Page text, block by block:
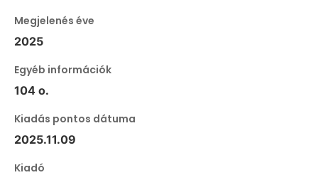
Megjelenés éve
2025
Egyéb információk
104 o.
Kiadás pontos dátuma
2025.11.09
Kiadó